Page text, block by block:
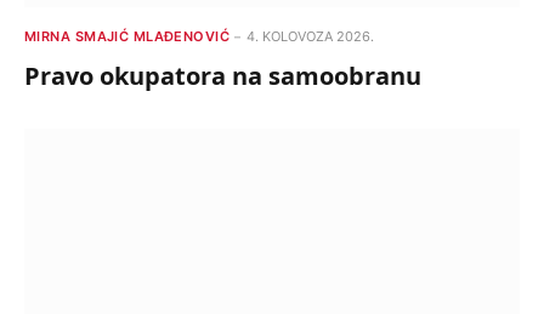
MIRNA SMAJIĆ MLAĐENOVIĆ 4. KOLOVOZA 2026.
Pravo okupatora na samoobranu